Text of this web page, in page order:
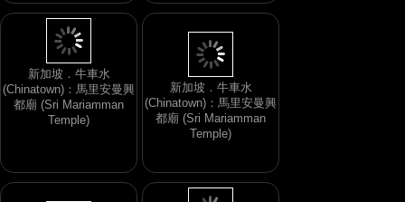
新加坡．牛車水
(Chinatown)：馬里安曼興
都廟 (Sri Mariamman
Temple)
新加坡．牛車水
(Chinatown)：馬里安曼興
都廟 (Sri Mariamman
Temple)